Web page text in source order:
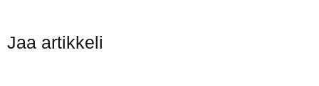
Jaa artikkeli